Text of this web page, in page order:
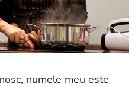
numele meu este